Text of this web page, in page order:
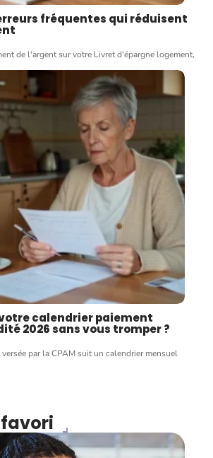
fréquentes qui réduisent
de l'argent sur votre Livret d'épargne logement,
calendrier paiement
2026 sans vous tromper ?
par la CPAM suit un calendrier mensuel